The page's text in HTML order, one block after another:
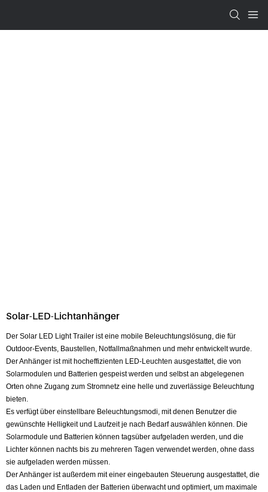
Solar-LED-Lichtanhänger
Der Solar LED Light Trailer ist eine mobile Beleuchtungslösung, die für
Outdoor-Events, Baustellen, Notfallmaßnahmen und mehr entwickelt wurde.
Der Anhänger ist mit hocheffizienten LED-Leuchten ausgestattet, die von
Solarmodulen und Batterien gespeist werden und selbst an abgelegenen
Orten ohne Zugang zum Stromnetz eine helle und zuverlässige Beleuchtung
bieten.
Es verfügt über einstellbare Beleuchtungsmodi, mit denen Benutzer die
gewünschte Helligkeit und Laufzeit je nach Bedarf auswählen können. Die
Solarmodule und Batterien können tagsüber aufgeladen werden, und die
Lichter können nachts bis zu mehreren Tagen verwendet werden, ohne dass
sie aufgeladen werden müssen.
Der Anhänger ist außerdem mit einer eingebauten Steuerung ausgestattet, die
das Laden und Entladen der Batterien überwacht und optimiert, um maximale